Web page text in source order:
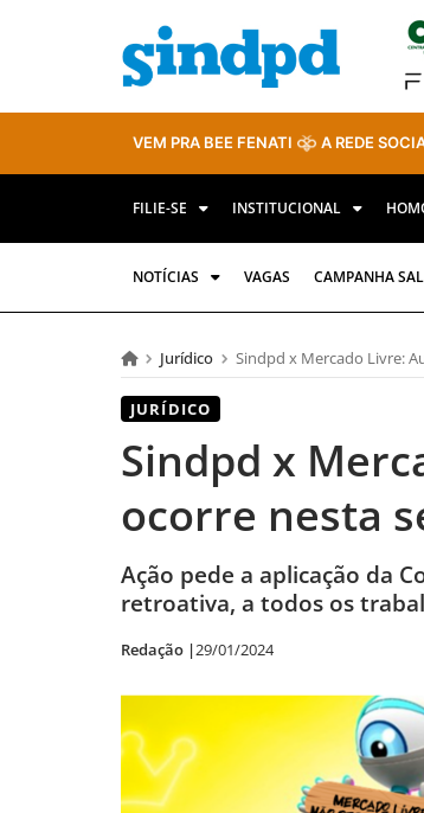
VEM PRA BEE FENATI A REDE
FILIE-SE INSTITUCIONAL
NOTÍCIAS VAGAS CAMPANHA
Jurídico Sindpd x Mercado Livre:
JURÍDICO
Sindpd x
ocorre nesta
Ação pede a aplicação da
retroativa, a todos os
Redação |29/01/2024